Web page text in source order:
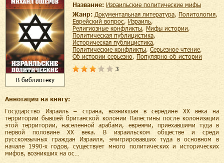
В библиотеку
Название:
Израильские политические мифы
Жанр:
документальная литература политология
еврейский вопрос
Израиль
религиозные конфликты
мифы истории
политическая публицистика
историческая публицистика
политические конфликты
серьезное чтение
об истории серьезно
популярно об истории
3
Аннотация на книгу:
Государство Израиль – страна, возникшая в середине XX века на
территории бывшей британской колонии Палестины после колонизации
этой территории, населенной арабами, евреями, приехавшими туда в
первой половине XX века. В израильском обществе и среди
русскоязычных граждан Израиля, эмигрировавших туда в основном в
начале 1990-х годов, существует много политических и исторических
мифов, возникших на ос…